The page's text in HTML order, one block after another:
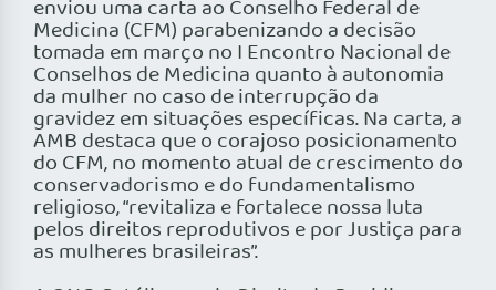
enviou uma carta ao Conselho Federal de
Medicina (CFM) parabenizando a decisão
tomada em março no I Encontro Nacional de
Conselhos de Medicina quanto à autonomia
da mulher no caso de interrupção da
gravidez em situações específicas. Na carta, a
AMB destaca que o corajoso posicionamento
do CFM, no momento atual de crescimento do
conservadorismo e do fundamentalismo
religioso, “revitaliza e fortalece nossa luta
pelos direitos reprodutivos e por Justiça para
as mulheres brasileiras”.